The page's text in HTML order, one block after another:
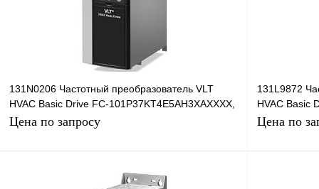
131N0206 Частотный преобразователь VLT
HVAC Basic Drive FC-101P37KT4E5AH3XAXXXX,
37кВт, 380В
Цена по запросу
131L9872
HVAC Basic
22кВт, 380В
Цена по